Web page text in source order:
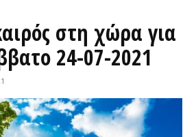
στη χώρα για
24-07-2021